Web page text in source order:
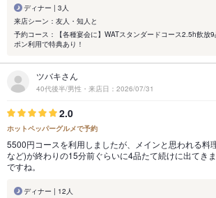
ディナー | 3人
来店シーン：友人・知人と
予約コース：【各種宴会に】WATスタンダードコース2.5h飲放
ポン利用で特典あり！
ツバキさん
40代後半/男性・来店日：2026/07/31
2.0
ホットペッパーグルメで予約
5500円コースを利用しましたが、メインと思われる料
など)が終わりの15分前ぐらいに4品たて続けに出てき
ですね。
ディナー | 12人